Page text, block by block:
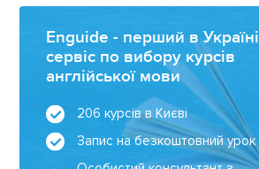
Enguide - перший в Україні
сервіс по вибору курсів
англійської мови
206 курсів в Києві
Запис на безкоштовний урок